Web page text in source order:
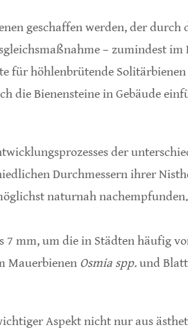
geschaffen werden, der durch
– zumindest
für höhlenbrütende Solitärbienen
die Bienensteine in Gebäude
der
Durchmessern ihrer
naturnah
7 mm, um die in Städten häufig
Mauerbienen Osmia spp.und
Aspekt nicht nur aus